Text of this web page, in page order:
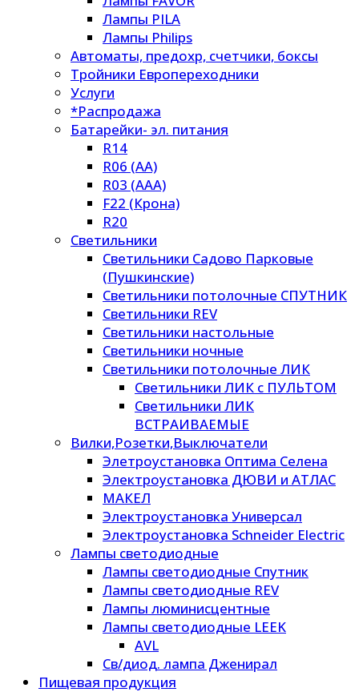
Лампы PILA
Лампы Philips
Автоматы, предохр, счетчики, боксы
Тройники Европереходники
Услуги
*Распродажа
Батарейки- эл. питания
R14
R06 (AA)
R03 (AAA)
F22 (Крона)
R20
Светильники
Светильники Садово Парковые
(Пушкинские)
Светильники потолочные СПУТНИК
Светильники REV
Светильники настольные
Светильники ночные
Светильники потолочные ЛИК
Светильники ЛИК с ПУЛЬТОМ
Светильники ЛИК
ВСТРАИВАЕМЫЕ
Вилки,Розетки,Выключатели
Элетроустановка Оптима Селена
Электроустановка ДЮВИ и АТЛАС
МАКЕЛ
Электроустановка Универсал
Электроустановка Schneider Electric
Лампы светодиодные
Лампы светодиодные Спутник
Лампы светодиодные REV
Лампы люминисцентные
Лампы светодиодные LEEK
AVL
Св/диод. лампа Дженирал
Пищевая продукция